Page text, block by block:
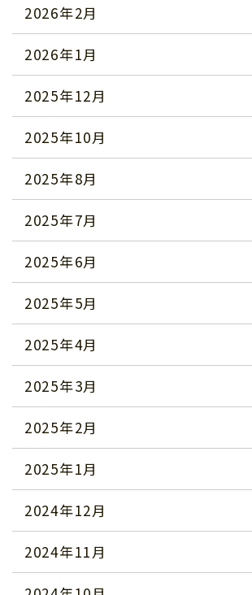
2026年2月
2026年1月
2025年12月
2025年10月
2025年8月
2025年7月
2025年6月
2025年5月
2025年4月
2025年3月
2025年2月
2025年1月
2024年12月
2024年11月